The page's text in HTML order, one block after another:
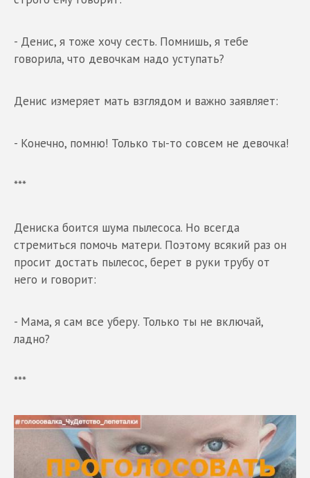
- Денис, я тоже хочу сесть. Помнишь, я тебе
говорила, что девочкам надо уступать?
Денис измеряет мать взглядом и важно заявляет:
- Конечно, помню! Только ты-то совсем не девочка!
***
Дениска боится шума пылесоса. Но всегда
стремиться помочь матери. Поэтому всякий раз он
просит достать пылесос, берет в руки трубу от
него и говорит:
- Мама, я сам все уберу. Только ты не включай,
ладно?
***